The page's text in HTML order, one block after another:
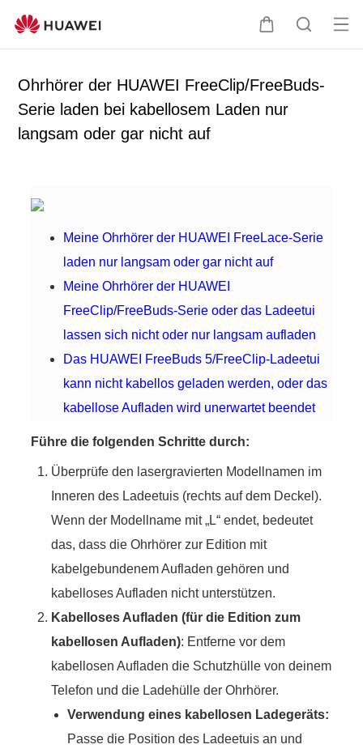
W
e
n
S
h
Me
Ohrhörer der HUAWEI FreeClip/FreeBuds-
Serie laden bei kabellosem Laden nur
langsam oder gar nicht auf
Meine Ohrhörer der HUAWEI FreeLace-Serie
laden nur langsam oder gar nicht auf
Meine Ohrhörer der HUAWEI
FreeClip/FreeBuds-Serie oder das Ladeetui
lassen sich nicht oder nur langsam aufladen
Das HUAWEI FreeBuds 5/FreeClip-Ladeetui
kann nicht kabellos geladen werden, oder das
kabellose Aufladen wird unerwartet beendet
Führe die folgenden Schritte durch:
Überprüfe den lasergravierten Modellnamen im
Inneren des Ladeetuis (rechts auf dem Deckel).
Wenn der Modellname mit „L“ endet, bedeutet
das, dass die Ohrhörer zur Edition mit
kabelgebundenem Aufladen gehören und
kabelloses Aufladen nicht unterstützen.
Kabelloses Aufladen (für die Edition zum
kabellosen Aufladen): Entferne vor dem
kabellosen Aufladen die Schutzhülle von deinem
Telefon und die Ladehülle der Ohrhörer.
Verwendung eines kabellosen Ladegeräts:
Passe die Position des Ladeetuis an und